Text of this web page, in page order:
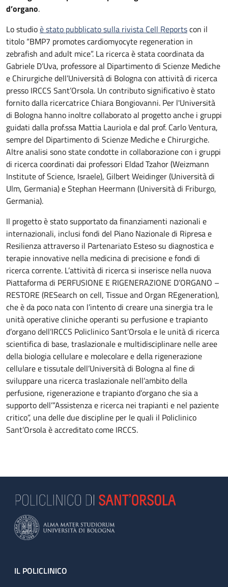
d’organo.
Lo studioè stato pubblicato sulla rivista Cell Reportscon il
titolo “BMP7 promotes cardiomyocyte regeneration in
zebrafish and adult mice”. La ricerca è stata coordinata da
Gabriele D’Uva, professore al Dipartimento di Scienze Mediche
e Chirurgiche dell’Università di Bologna con attività di ricerca
presso IRCCS Sant’Orsola. Un contributo significativo è stato
fornito dalla ricercatrice Chiara Bongiovanni. Per l'Università
di Bologna hanno inoltre collaborato al progetto anche i gruppi
guidati dalla prof.ssa Mattia Lauriola e dal prof. Carlo Ventura,
sempre del Dipartimento di Scienze Mediche e Chirurgiche.
Altre analisi sono state condotte in collaborazione con i gruppi
di ricerca coordinati dai professori Eldad Tzahor (Weizmann
Institute of Science, Israele), Gilbert Weidinger (Università di
Ulm, Germania) e Stephan Heermann (Università di Friburgo,
Germania).
Il progetto è stato supportato da finanziamenti nazionali e
internazionali, inclusi fondi del Piano Nazionale di Ripresa e
Resilienza attraverso il Partenariato Esteso su diagnostica e
terapie innovative nella medicina di precisione e fondi di
ricerca corrente. L’attività di ricerca si inserisce nella nuova
Piattaforma di PERFUSIONE E RIGENERAZIONE D’ORGANO –
RESTORE (RESearch on cell, Tissue and Organ REgeneration),
che è da poco nata con l’intento di creare una sinergia tra le
unità operative cliniche operanti su perfusione e trapianto
d’organo dell’IRCCS Policlinico Sant’Orsola e le unità di ricerca
scientifica di base, traslazionale e multidisciplinare nelle aree
della biologia cellulare e molecolare e della rigenerazione
cellulare e tissutale dell’Università di Bologna al fine di
sviluppare una ricerca traslazionale nell’ambito della
perfusione, rigenerazione e trapianto d’organo che sia a
supporto dell’”Assistenza e ricerca nei trapianti e nel paziente
critico”, una delle due discipline per le quali il Policlinico
Sant’Orsola è accreditato come IRCCS.
Footer
IL POLICLINICO